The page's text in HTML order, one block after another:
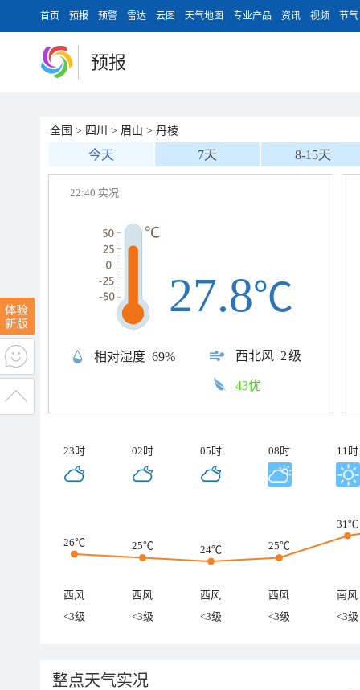
首页 预报 预警 雷达 云图 天气地图 专业产品 资讯 视频 节气
预报
全国 > 四川 > 眉山 > 丹棱
今天 7天 8-15天
22:40 实况
相对湿度 69% 西北风 2级
27.8℃
43优
23时 02时 05时 08时 11时
26℃ 25℃ 24℃ 25℃
31℃
西风 西风 西风 西风
南风
<3级
<3级 <3级 <3级 <3级
整点天气实况